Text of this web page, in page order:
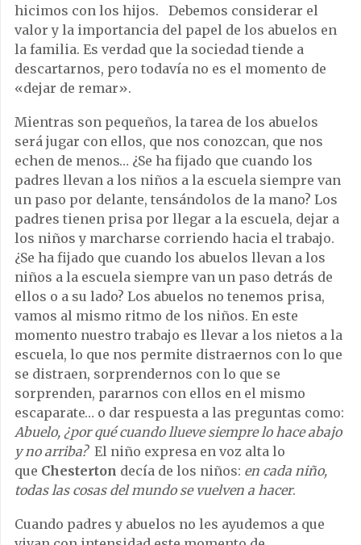
hicimos con los hijos. Debemos considerar el
valor y la importancia del papel de los abuelos en
la familia. Es verdad que la sociedad tiende a
descartarnos, pero todavía no es el momento de
«dejar de remar».
Mientras son pequeños, la tarea de los abuelos
será jugar con ellos, que nos conozcan, que nos
echen de menos… ¿Se ha fijado que cuando los
padres llevan a los niños a la escuela siempre van
un paso por delante, tensándolos de la mano? Los
padres tienen prisa por llegar a la escuela, dejar a
los niños y marcharse corriendo hacia el trabajo.
¿Se ha fijado que cuando los abuelos llevan a los
niños a la escuela siempre van un paso detrás de
ellos o a su lado? Los abuelos no tenemos prisa,
vamos al mismo ritmo de los niños. En este
momento nuestro trabajo es llevar a los nietos a la
escuela, lo que nos permite distraernos con lo que
se distraen, sorprendernos con lo que se
sorprenden, pararnos con ellos en el mismo
escaparate… o dar respuesta a las preguntas como:
Abuelo, ¿por qué cuando llueve siempre lo hace abajo
y no arriba?El niño expresa en voz alta lo
que Chesterton decía de los niños: en cada niño,
todas las cosas del mundo se vuelven a hacer.
Cuando padres y abuelos no les ayudemos a que